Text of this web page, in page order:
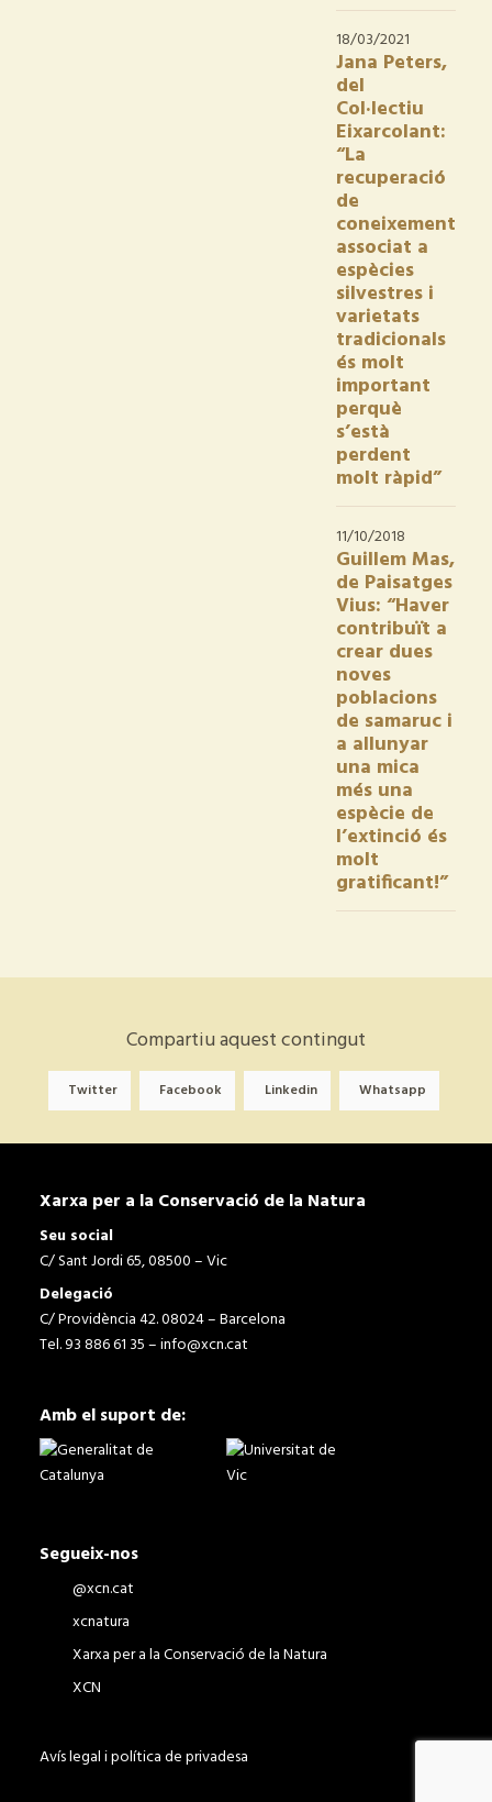
18/03/2021
Jana Peters,
del
Col·lectiu
Eixarcolant:
“La
recuperació
de
coneixement
associat a
espècies
silvestres i
varietats
tradicionals
és molt
important
perquè
s’està
perdent
molt ràpid”
11/10/2018
Guillem Mas,
de Paisatges
Vius: “Haver
contribuït a
crear dues
noves
poblacions
de samaruc i
a allunyar
una mica
més una
espècie de
l’extinció és
molt
gratificant!”
Compartiu aquest contingut
Twitter Facebook Linkedin Whatsapp
Xarxa per a la Conservació de la Natura
Seu social
C/ Sant Jordi 65, 08500 – Vic
Delegació
C/ Providència 42. 08024 – Barcelona
Tel. 93 886 61 35 –info@xcn.cat
Amb el suport de:
Segueix-nos
@xcn.cat
xcnatura
Xarxa per a la Conservació de la Natura
XCN
Avís legal i política de privadesa